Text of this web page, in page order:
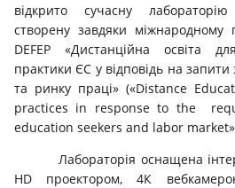
відкрито сучасну
створену завдяки міжнародному
DEFEP «Дистанційна освіта
практики ЄС у відповідь на запити
та ринку праці» («Distance
practices in response to the
education seekers and labor
Лабораторія оснащена
HD проектором, 4К